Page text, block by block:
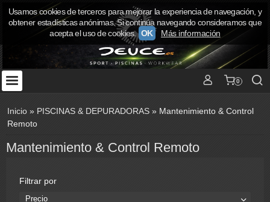
0
Inicio » PISCINAS & DEPURADORAS » Mantenimiento & Control
Remoto
Mantenimiento & Control Remoto
Filtrar por
Precio
Usamos cookies de terceros para mejorar la experiencia de navegación, y
obtener estadísticas anónimas. Si continúa navegando consideramos que
acepta el uso de cookies. OK Más información